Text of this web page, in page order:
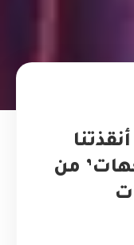
من